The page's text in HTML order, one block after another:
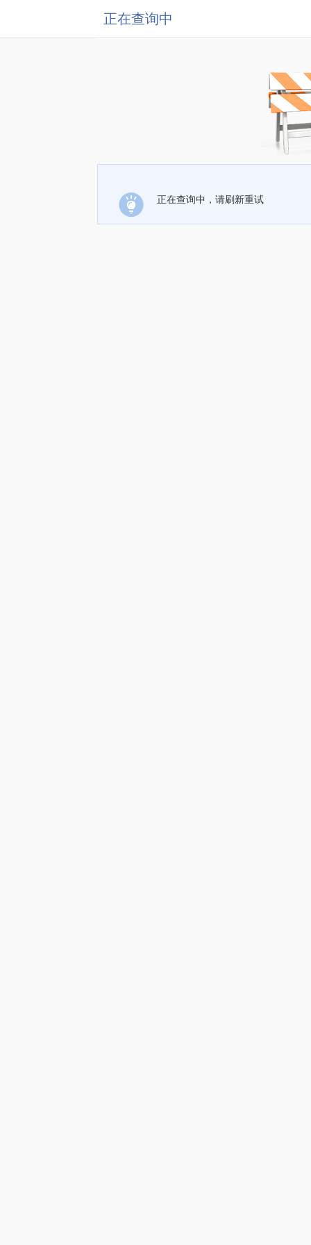
正在查询中
正在查询中，请刷新重试